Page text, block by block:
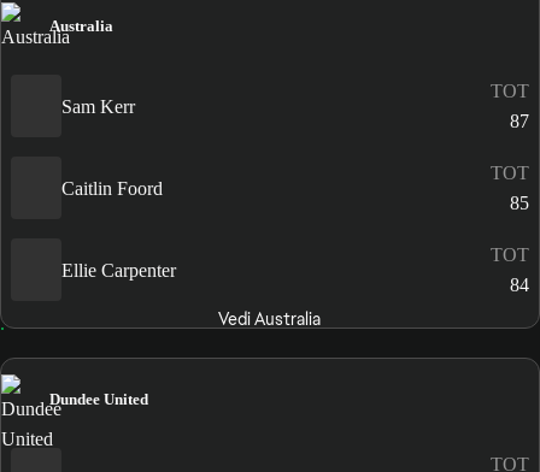
Australia
Sam Kerr
TOT
87
Caitlin Foord
TOT
85
Ellie Carpenter
TOT
84
Vedi Australia
Dundee United
TOT